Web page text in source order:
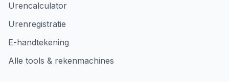
Urencalculator
Urenregistratie
E-handtekening
Alle tools & rekenmachines